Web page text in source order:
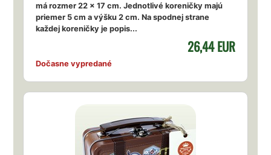
má rozmer 22 x 17 cm. Jednotlivé koreničky majú
priemer 5 cm a výšku 2 cm. Na spodnej strane
každej koreničky je popis...
Dočasne vypredané
26,44 EUR